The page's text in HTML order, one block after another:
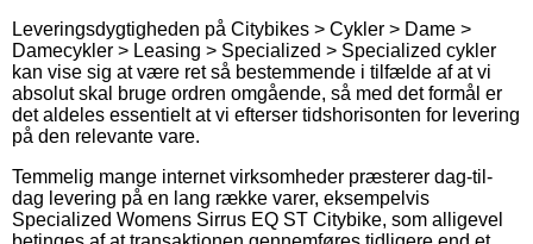
Leveringsdygtigheden på Citybikes > Cykler > Dame >
Damecykler > Leasing > Specialized > Specialized cykler
kan vise sig at være ret så bestemmende i tilfælde af at vi
absolut skal bruge ordren omgående, så med det formål er
det aldeles essentielt at vi efterser tidshorisonten for levering
på den relevante vare.
Temmelig mange internet virksomheder præsterer dag-til-
dag levering på en lang række varer, eksempelvis
Specialized Womens Sirrus EQ ST Citybike, som alligevel